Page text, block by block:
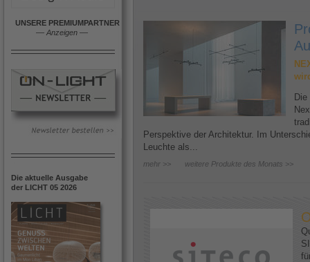
UNSERE PREMIUMPARTNER
–– Anzeigen ––
Die aktuelle Ausgabe
der LICHT 05 2026
Perspektive der Architektur. Im
Leuchte als...
mehr >> weitere Produkte des Monats >>